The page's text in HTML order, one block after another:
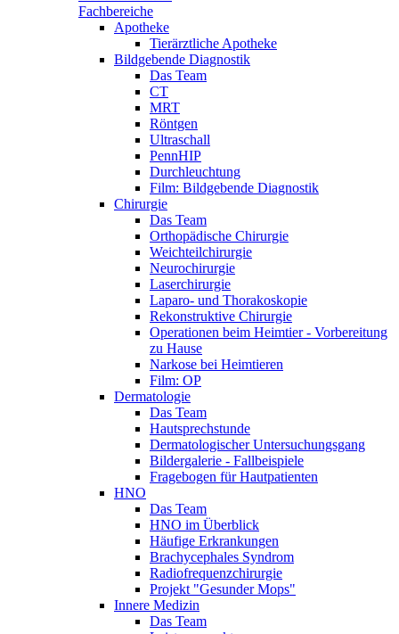
Fachbereiche
Apotheke
Tierärztliche Apotheke
Bildgebende Diagnostik
Das Team
CT
MRT
Röntgen
Ultraschall
PennHIP
Durchleuchtung
Film: Bildgebende Diagnostik
Chirurgie
Das Team
Orthopädische Chirurgie
Weichteilchirurgie
Neurochirurgie
Laserchirurgie
Laparo- und Thorakoskopie
Rekonstruktive Chirurgie
Operationen beim Heimtier - Vorbereitung
zu Hause
Narkose bei Heimtieren
Film: OP
Dermatologie
Das Team
Hautsprechstunde
Dermatologischer Untersuchungsgang
Bildergalerie - Fallbeispiele
Fragebogen für Hautpatienten
HNO
Das Team
HNO im Überblick
Häufige Erkrankungen
Brachycephales Syndrom
Radiofrequenzchirurgie
Projekt "Gesunder Mops"
Innere Medizin
Das Team